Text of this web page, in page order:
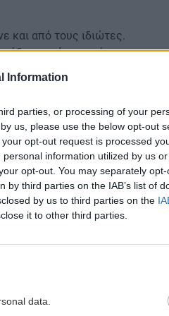
Information
parties, or processing of your
us, please use the below opt-out
opt-out request is processed
information utilized by us
opt-out. You may separately
third parties on the IAB’s list of
by us to third parties on the
it to other third parties.
data.
και από τους ιδιώτες.
έξω να φάνε σε μία
στο ξενοδοχείο,
σιγά, έκαναν ένα
ταβέρνα και να
το οποίο είναι
και να
να ελληνικά προϊόντα.
του υπουργείου και
την ευρύτερη
και σταθερές
Ελλάδα δεν έχει